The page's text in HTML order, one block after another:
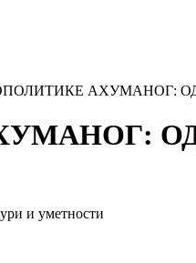
АХУМАНОГ:
и уметности